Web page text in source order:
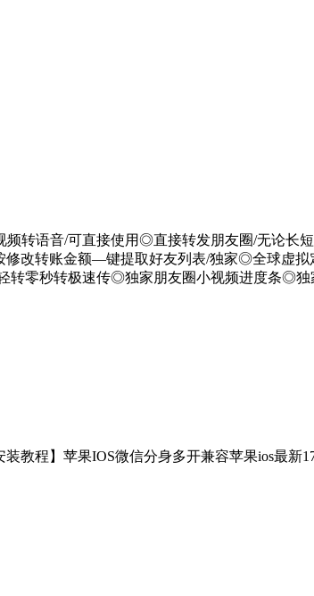
转语音/可直接使用◎直接转发朋友圈/无论长
改转账金额—键提取好友列表/独家◎全球虚
转零秒转极速传◎独家朋友圈小视频进度条◎